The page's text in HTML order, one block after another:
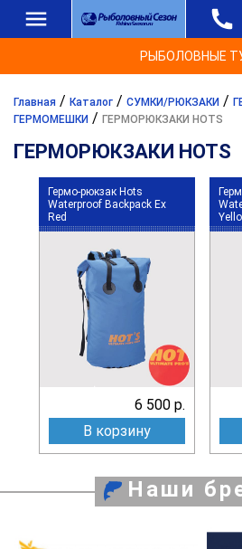
РЫБОЛОВНЫЕ
Главная / Каталог / СУМКИ/РЮКЗАКИ /
ГЕРМОМЕШКИ / ГЕРМОРЮКЗАКИ HOTS
ГЕРМОРЮКЗАКИ HOTS
Гермо-рюкзак Hots
Waterproof Backpack Ex
Red
6 500 р.
В корзину
Наши